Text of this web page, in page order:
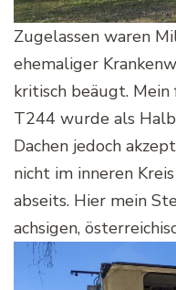
Zugelassen waren
ehemaliger
kritisch beäugt.
T244 wurde als
Dachen jedoch
nicht im inneren
abseits. Hier mein
achsigen,